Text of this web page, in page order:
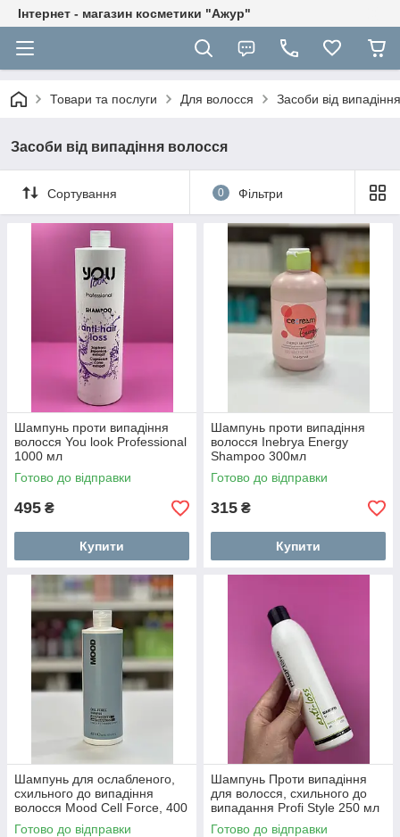
Інтернет - магазин косметики "Ажур"
Товари та послуги Для волосся Засоби від
Засоби від випадіння волосся
Сортування 0 Фільтри
Шампунь проти випадіння
волосся You look Professional
1000 мл
Готово до відправки
495 ₴
Купити
Шампунь проти випадіння
волосся Inebrya Energy
Shampoo 300мл
Готово до відправки
315 ₴
Купити
Шампунь для ослабленого,
схильного до випадіння
волосся Mood Cell Force, 400
мл
Готово до відправки
Шампунь Проти випадіння
для волосся, схильного до
випадання Profi Style 250 мл
Готово до відправки